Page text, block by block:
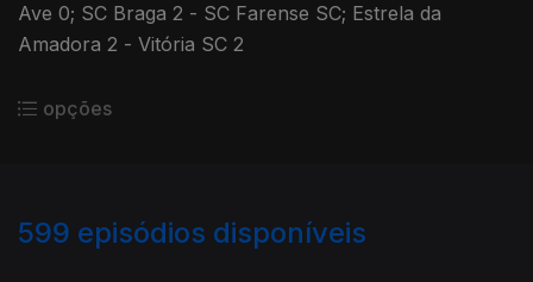
Ave 0; SC Braga 2 - SC Farense SC; Estrela da
Amadora 2 - Vitória SC 2
opções
599 episódios disponíveis